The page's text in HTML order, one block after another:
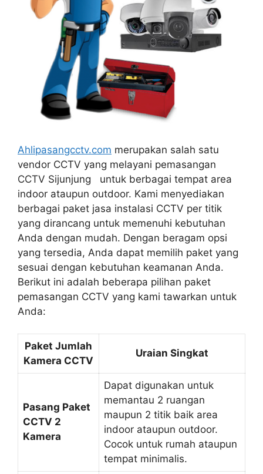
Ahlipasangcctv.com merupakan salah satu
vendor CCTV yang melayani pemasangan
CCTV Sijunjung untuk berbagai tempat area
indoor ataupun outdoor. Kami menyediakan
berbagai paket jasa instalasi CCTV per titik
yang dirancang untuk memenuhi kebutuhan
Anda dengan mudah. Dengan beragam opsi
yang tersedia, Anda dapat memilih paket yang
sesuai dengan kebutuhan keamanan Anda.
Berikut ini adalah beberapa pilihan paket
pemasangan CCTV yang kami tawarkan untuk
Anda:
Paket Jumlah
Kamera CCTV
Uraian Singkat
Pasang Paket
CCTV 2
Kamera
Dapat digunakan untuk
memantau 2 ruangan
maupun 2 titik baik area
indoor ataupun outdoor.
Cocok untuk rumah ataupun
tempat minimalis.